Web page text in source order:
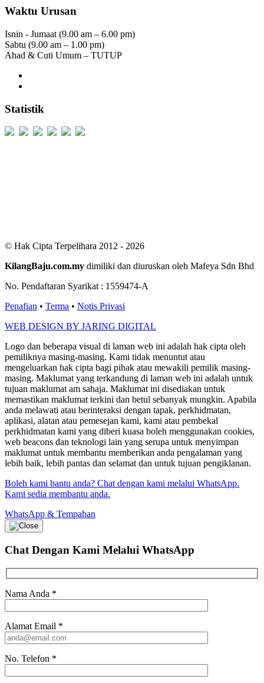
Waktu Urusan
Isnin - Jumaat (9.00 am – 6.00 pm)
Sabtu (9.00 am – 1.00 pm)
Ahad & Cuti Umum – TUTUP
Statistik
© Hak Cipta Terpelihara 2012 - 2026
KilangBaju.com.my dimiliki dan diuruskan oleh Mafeya Sdn Bhd
No. Pendaftaran Syarikat : 1559474-A
Penafian • Terma • Notis Privasi
WEB DESIGN BY JARING DIGITAL
Logo dan beberapa visual di laman web ini adalah hak cipta oleh
pemiliknya masing-masing. Kami tidak menuntut atau
mengeluarkan hak cipta bagi pihak atau mewakili pemilik masing-
masing. Maklumat yang terkandung di laman web ini adalah untuk
tujuan maklumat am sahaja. Maklumat ini disediakan untuk
memastikan maklumat terkini dan betul sebanyak mungkin. Apabila
anda melawati atau berinteraksi dengan tapak, perkhidmatan,
aplikasi, alatan atau pemesejan kami, kami atau pembekal
perkhidmatan kami yang diberi kuasa boleh menggunakan cookies,
web beacons dan teknologi lain yang serupa untuk menyimpan
maklumat untuk membantu memberikan anda pengalaman yang
lebih baik, lebih pantas dan selamat dan untuk tujuan pengiklanan.
Boleh kami bantu anda? Chat dengan kami melalui WhatsApp.
Kami sedia membantu anda.
WhatsApp & Tempahan
Chat Dengan Kami Melalui WhatsApp
Nama Anda *
Alamat Email *
No. Telefon *